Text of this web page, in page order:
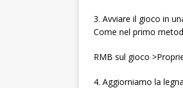
3. Avviare il gioco in
Come nel primo
RMB sul gioco
4. Aggiorniamo la